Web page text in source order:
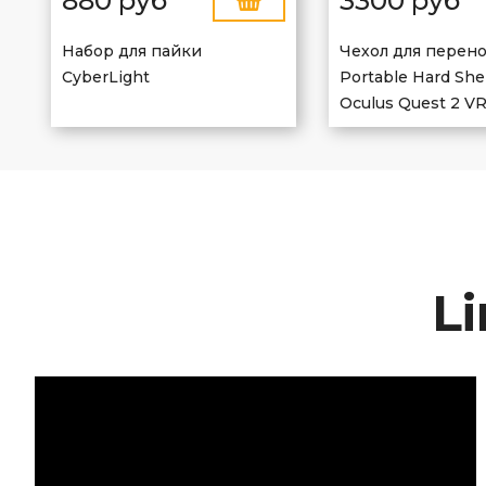
Набор для пайки
CyberLight
Чехол для
Portable Hard
Oculus Quest 2 VR